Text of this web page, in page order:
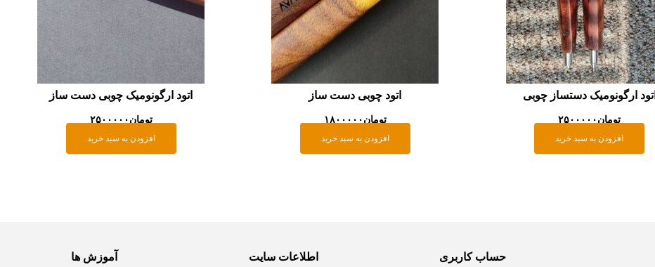
اتود ارگونومیک دستساز چوبی
تومان۲۵۰۰۰۰۰
افزودن به سبد خرید
اتود چوبی دست ساز
تومان۱۸۰۰۰۰۰
افزودن به سبد خرید
اتود ارگونومیک چوبی دست ساز
تومان۲۵۰۰۰۰۰
افزودن به سبد خرید
حساب کاربری اطلاعات سایت آموزش ها